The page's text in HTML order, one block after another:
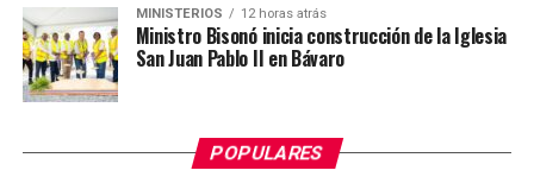
MINISTERIOS 12 horas atrás
Ministro Bisonó inicia construcción de la Iglesia
San Juan Pablo II en Bávaro
POPULARES